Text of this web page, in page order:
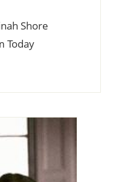
Shore
Today